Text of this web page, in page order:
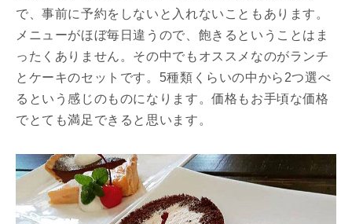
で、事前に予約をしないと入れないこともあります。
メニューがほぼ毎日違うので、飽きるということはま
ったくありません。その中でもオススメなのがランチ
とケーキのセットです。5種類くらいの中から2つ選べ
るという感じのものになります。価格もお手頃な価格
でとても満足できると思います。